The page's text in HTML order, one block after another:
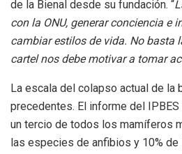
de la Bienal desde su fundación. “
con la ONU, generar conciencia e
cambiar estilos de vida. No basta
cartel nos debe motivar a tomar
La escala del colapso actual de la
precedentes. El informe del
un tercio de todos los mamíferos
las especies de anfibios y 10%